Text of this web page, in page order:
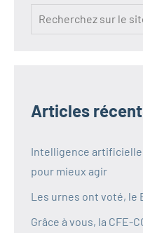
Rechercher
Articles
Intelligence
pour mieux agir
Les urnes ont voté, le
Grâce à vous, la CFE-